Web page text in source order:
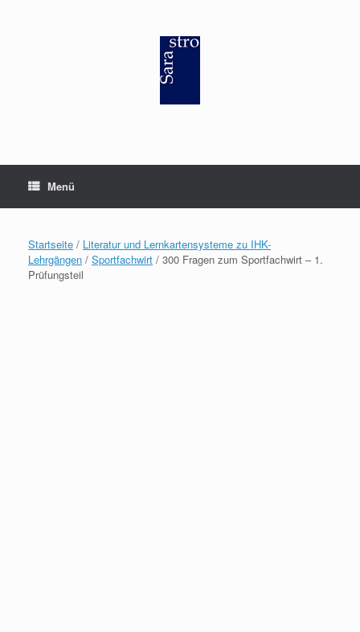
Menü
Startseite / Literatur und Lernkartensysteme zu IHK-
Lehrgängen / Sportfachwirt / 300 Fragen zum Sportfachwirt – 1.
Prüfungsteil